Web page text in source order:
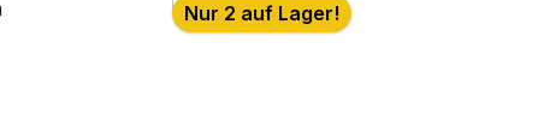
Nur 2 auf Lager!